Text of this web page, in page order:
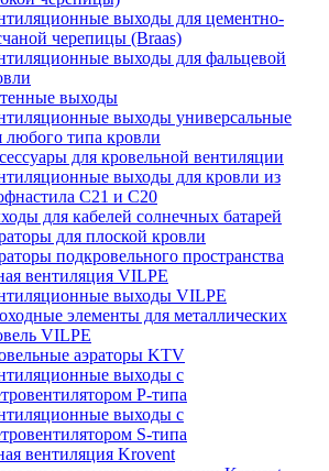
выходы для цементно-
черепицы (Braas)
выходы для фальцевой
выходы
выходы универсальные
любого типа кровли
для кровельной вентиляции
выходы для кровли из
C21 и С20
для кабелей солнечных батарей
для плоской кровли
подкровельного пространства
вентиляция VILPE
выходы VILPE
элементы для металлических
VILPE
аэраторы KTV
выходы с
P-типа
выходы с
S-типа
вентиляция Krovent